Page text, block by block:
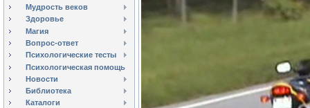
Мудрость веков
Здоровье
Магия
Вопрос-ответ
Психологические тесты
Психологическая помощь
Новости
Библиотека
Каталоги